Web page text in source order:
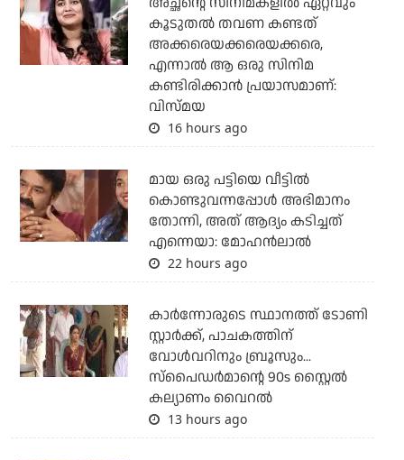
കൂടുതല്‍ തവണ കണ്ടത്
അക്കരെയക്കരെയക്കരെ,
എന്നാല്‍ ആ ഒരു സിനിമ
കണ്ടിരിക്കാന്‍ പ്രയാസമാണ്:
വിസ്മയ
16 hours ago
മായ ഒരു പട്ടിയെ വീട്ടില്‍
കൊണ്ടുവന്നപ്പോള്‍ അഭിമാനം
തോന്നി, അത് ആദ്യം കടിച്ചത്
എന്നെയാ: മോഹന്‍ലാല്‍
22 hours ago
കാര്‍ന്നോരുടെ സ്ഥാനത്ത് ടോണി
സ്റ്റാര്‍ക്ക്, പാചകത്തിന്
വോള്‍വറിനും ബ്രൂസും...
സ്‌പൈഡര്‍മാന്റെ 90s സ്റ്റൈല്‍
കല്യാണം വൈറല്‍
13 hours ago